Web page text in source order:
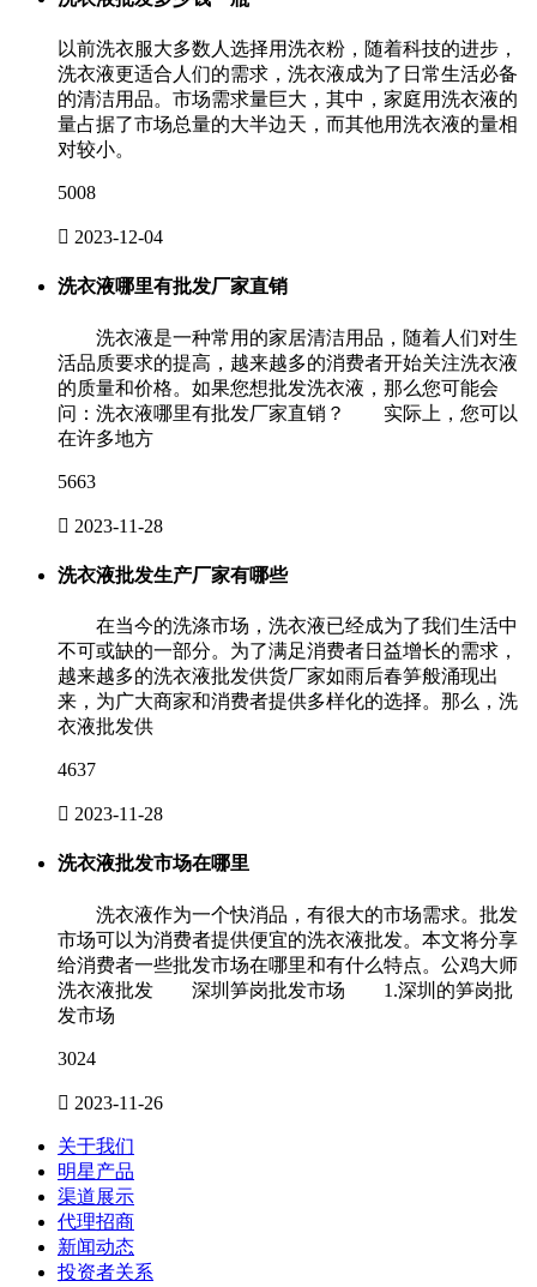
以前洗衣服大多数人选择用洗衣粉，随着科技的进步，
洗衣液更适合人们的需求，洗衣液成为了日常生活必备
的清洁用品。市场需求量巨大，其中，家庭用洗衣液的
量占据了市场总量的大半边天，而其他用洗衣液的量相
对较小。
5008
 2023-12-04
洗衣液哪里有批发厂家直销
洗衣液是一种常用的家居清洁用品，随着人们对生
活品质要求的提高，越来越多的消费者开始关注洗衣液
的质量和价格。如果您想批发洗衣液，那么您可能会
问：洗衣液哪里有批发厂家直销？ 实际上，您可以
在许多地方
5663
 2023-11-28
洗衣液批发生产厂家有哪些
在当今的洗涤市场，洗衣液已经成为了我们生活中
不可或缺的一部分。为了满足消费者日益增长的需求，
越来越多的洗衣液批发供货厂家如雨后春笋般涌现出
来，为广大商家和消费者提供多样化的选择。那么，洗
衣液批发供
4637
 2023-11-28
洗衣液批发市场在哪里
洗衣液作为一个快消品，有很大的市场需求。批发
市场可以为消费者提供便宜的洗衣液批发。本文将分享
给消费者一些批发市场在哪里和有什么特点。公鸡大师
洗衣液批发 深圳笋岗批发市场 1.深圳的笋岗批
发市场
3024
 2023-11-26
关于我们
明星产品
渠道展示
代理招商
新闻动态
投资者关系